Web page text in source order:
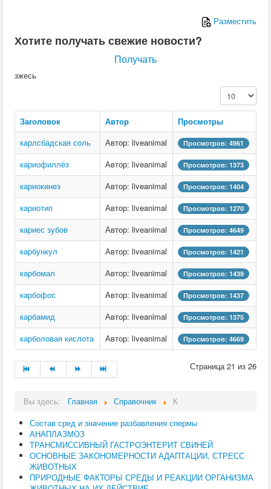
Разместить
Хотите получать свежие новости?
Получать
зжесь
Кол-во строк:
Заголовок Автор
Просмотры
карлсбадская соль
Автор: liveanimal Просмотров: 4961
кариофиллёз Автор: liveanimal Просмотров: 1373
кариокинез Автор: liveanimal Просмотров: 1404
кариотип Автор: liveanimal Просмотров: 1270
кариес зубов Автор: liveanimal Просмотров: 4649
карбункул Автор: liveanimal Просмотров: 1421
карбомал Автор: liveanimal Просмотров: 1439
карбофос Автор: liveanimal Просмотров: 1437
карбамид Автор: liveanimal Просмотров: 1375
карболовая кислота Автор: liveanimal Просмотров: 4669
Страница 21 из 26
Вы здесь: Главная Справочник
К
Состав сред и значение разбавления спермы
АНАПЛАЗМОЗ
ТРАНСМИССИВНЫЙ ГАСТРОЭНТЕРИТ СВИНЕЙ
ОСНОВНЫЕ ЗАКОНОМЕРНОСТИ АДАПТАЦИИ, СТРЕСС
ЖИВОТНЫХ
ПРИРОДНЫЕ ФАКТОРЫ СРЕДЫ И РЕАКЦИИ ОРГАНИЗМА